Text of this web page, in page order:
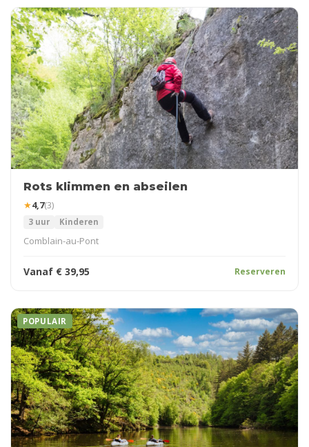
Rots klimmen en abseilen
★4,7(3)
3 uur Kinderen
Comblain-au-Pont
Vanaf € 39,95 Reserveren
POPULAIR